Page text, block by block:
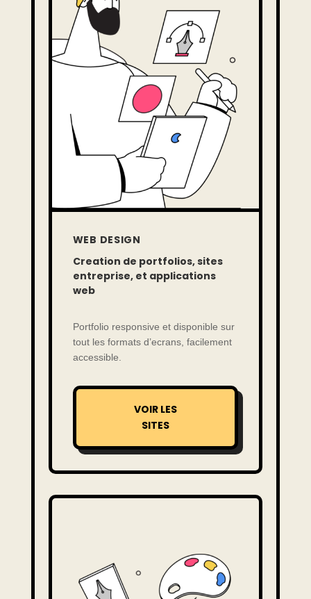
WEB DESIGN
Creation de portfolios, sites
entreprise, et applications
web
Portfolio responsive et disponible sur
tout les formats d’ecrans, facilement
accessible.
VOIR LES
SITES